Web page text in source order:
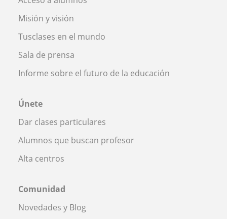
Misión y visión
Tusclases en el mundo
Sala de prensa
Informe sobre el futuro de la educación
Únete
Dar clases particulares
Alumnos que buscan profesor
Alta centros
Comunidad
Novedades y Blog